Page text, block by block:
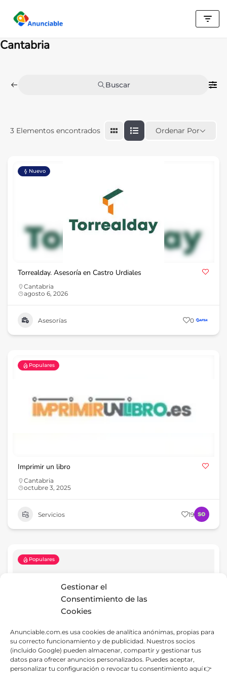
Gestionar el
Consentimiento de las
Cookies
Anunciable.com.es usa cookies de analítica anónimas, propias para
su correcto funcionamiento y de publicidad. Nuestros socios
(incluido Google) pueden almacenar, compartir y gestionar tus
datos para ofrecer anuncios personalizados. Puedes aceptar,
personalizar tu configuración o revocar tu consentimiento aquí 👉
Saltar
contenido
Cantabria
Buscar
3 Elementos encontrados Ordenar Por
Nuevo
Torrealday. Asesoría en Castro Urdiales
Cantabria
agosto 6, 2026
Asesorías 0
Populares
Imprimir un libro
Cantabria
octubre 3, 2025
Servicios 19
Populares
Uruna